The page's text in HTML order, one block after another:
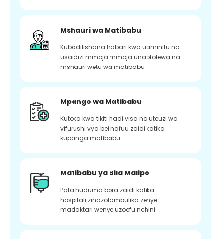
Mshauri wa Matibabu
Kubadilishana habari kwa uaminifu na
usaidizi mmoja mmoja unaotolewa na
mshauri wetu wa matibabu
Mpango wa Matibabu
Kutoka kwa tikiti hadi visa na uteuzi wa
vifurushi vya bei nafuu zaidi katika
kupanga matibabu
Matibabu ya Bila Malipo
Pata huduma bora zaidi katika
hospitali zinazotambulika zenye
madaktari wenye uzoefu nchini